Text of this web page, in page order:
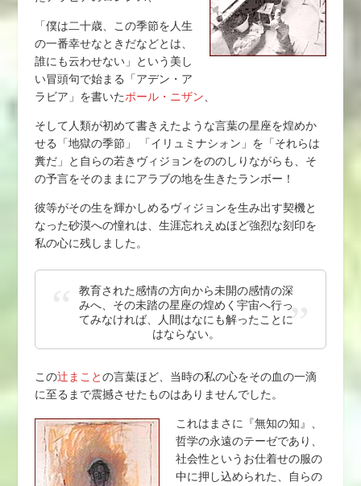
「僕は二十歳、この季節を人生
の一番幸せなときだなどとは、
誰にも云わせない」という美し
い冒頭句で始まる「アデン・ア
ラビア」を書いたポール・ニザン
そして人類が初めて書きえたような言葉の星座を煌めか
せる「地獄の季節」 「イリュミナシォン」を「それらは
糞だ」と自らの若きヴィジョンをののしりながらも、そ
の予言をそのままにアラブの地を生きたランボー！
彼等がその生を輝かしめるヴィジョンを生み出す契機と
なった砂漠への憧れは、生涯忘れえぬほど強烈な刻印を
私の心に残しました。
教育された感情の方向から未開の感情の深
みへ、その未踏の星座の煌めく宇宙へ行っ
てみなければ、人間はなにも解ったことに
はならない。
この辻まことの言葉ほど、当時の私の心をその血の一滴
に至るまで震撼させたものはありませんでした。
これはまさに『無知の知』、
哲学の永遠のテーゼであり、
社会性というお仕着せの服の
中に押し込められた、自らの